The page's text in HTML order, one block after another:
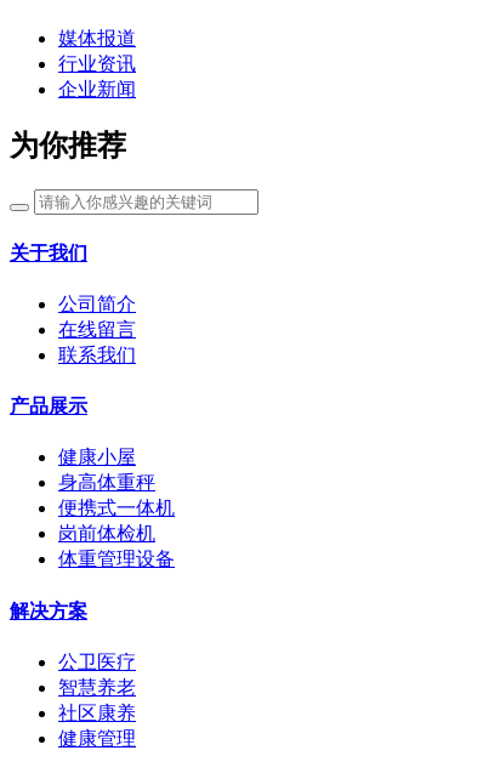
媒体报道
行业资讯
企业新闻
为你推荐
关于我们
公司简介
在线留言
联系我们
产品展示
健康小屋
身高体重秤
便携式一体机
岗前体检机
体重管理设备
解决方案
公卫医疗
智慧养老
社区康养
健康管理